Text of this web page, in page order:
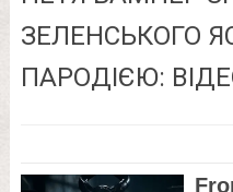
ЗЕЛЕНСЬКОГО
ПАРОДІЄЮ: